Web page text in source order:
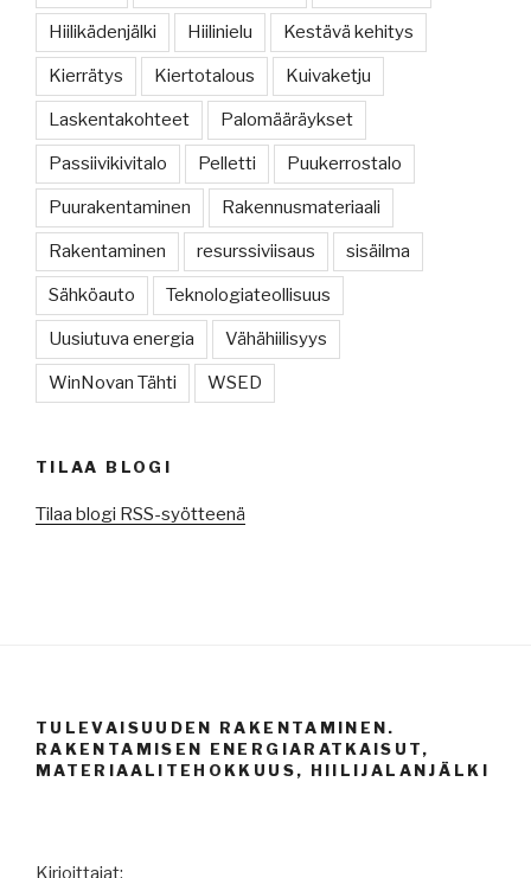
Hiilikädenjälki Hiilinielu Kestävä kehitys
Kierrätys Kiertotalous Kuivaketju
Laskentakohteet Palomääräykset
Passiivikivitalo Pelletti Puukerrostalo
Puurakentaminen Rakennusmateriaali
Rakentaminen resurssiviisaus sisäilma
Sähköauto Teknologiateollisuus
Uusiutuva energia Vähähiilisyys
WinNovan Tähti WSED
TILAA BLOGI
Tilaa blogi RSS-syötteenä
TULEVAISUUDEN RAKENTAMINEN.
RAKENTAMISEN ENERGIARATKAISUT,
MATERIAALITEHOKKUUS, HIILIJALANJÄLKI
Kirjoittajat: